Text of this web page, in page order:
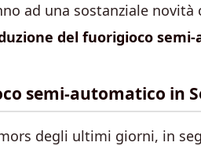
ad una sostanziale
del fuorigioco
semi-automatico in
degli ultimi giorni, in